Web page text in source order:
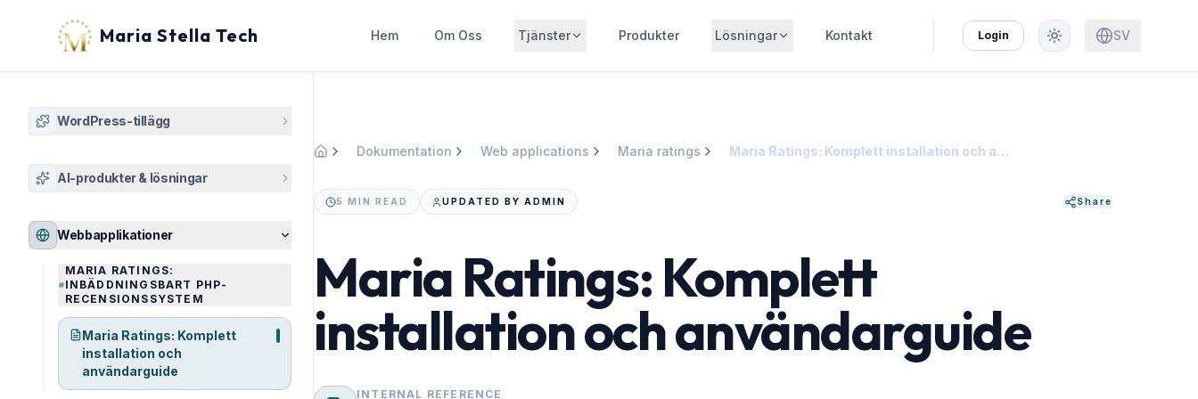
Maria Stella Tech Hem Om Oss Tjänster Produkter Lösningar Kontakt Login SV
WordPress-tillägg
AI-produkter & lösningar
Webbapplikationer
MARIA RATINGS:
INBÄDDNINGSBART PHP-
RECENSIONSSYSTEM
Maria Ratings: Komplett
installation och
användarguide
Dokumentation Web applications Maria ratings Maria Ratings: Komplett installation och användarguide
5 MIN READ UPDATED BY ADMIN Share
Maria Ratings: Komplett
installation och användarguide
INTERNAL REFERENCE